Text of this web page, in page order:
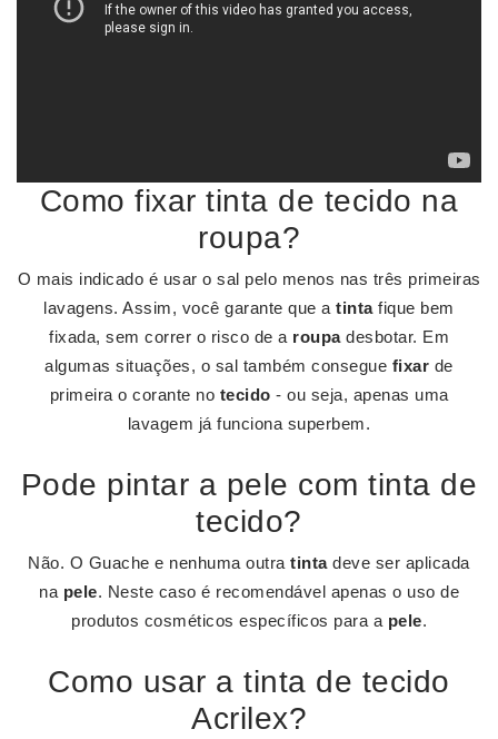
Como fixar tinta de tecido na
roupa?
O mais indicado é usar o sal pelo menos nas três primeiras
lavagens. Assim, você garante que atintafique bem
fixada, sem correr o risco de a roupadesbotar. Em
algumas situações, o sal também consegue fixar de
primeira o corante no tecido - ou seja, apenas uma
lavagem já funciona superbem.
Pode pintar a pele com tinta de
tecido?
Não. O Guache e nenhuma outratintadeve ser aplicada
na pele. Neste caso é recomendável apenas o uso de
produtos cosméticos específicos para a pele.
Como usar a tinta de tecido
Acrilex?